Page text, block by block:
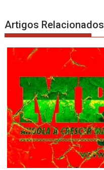
Artigos Relacionados